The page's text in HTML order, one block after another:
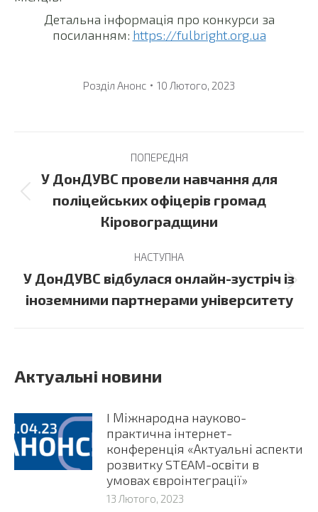
Детальна інформація про конкурси за
посиланням: https://fulbright.org.ua
Розділ Анонс 10 Лютого, 2023
navigation
ПОПЕРЕДНЯ
Previous
post:
У ДонДУВС провели навчання для
поліцейських офіцерів громад
Кіровоградщини
НАСТУПНА
Next
post:
У ДонДУВС відбулася онлайн-зустріч із
іноземними партнерами університету
Актуальні новини
I Міжнародна науково-
практична інтернет-
конференція «Актуальні аспекти
розвитку STEAM-освіти в
умовах євроінтеграції»
13 Лютого, 2023